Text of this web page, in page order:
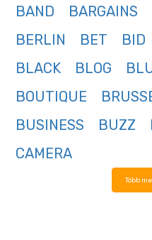
BAND
BARGAINS
BERLIN
BET BID
BLACK
BLOG
BOUTIQUE
BUSINESS
BUZZ
CAMERA
Több